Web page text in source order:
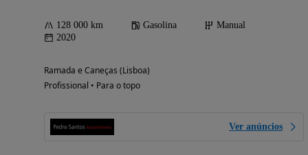
128 000 km Gasolina
Manual
2020
Ramada e Caneças (Lisboa)
Profissional • Para o topo
Ver anúncios